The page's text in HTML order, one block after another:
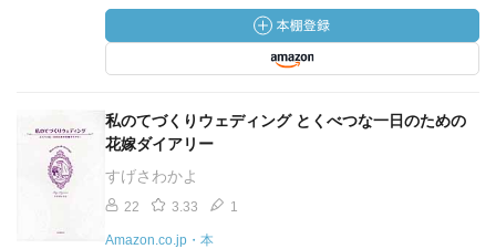
私のてづくりウェディング とくべつな一日のための
花嫁ダイアリー
すげさわかよ
22 3.33 1
Amazon.co.jp・本